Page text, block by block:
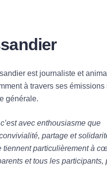
est journaliste et
à travers ses émissions
générale.
avec enthousiasme que
partage et
particulièrement à
et tous les participants,